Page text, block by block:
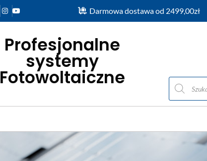
Darmowa dostawa od 2499,00zł
Profesjonalne
systemy
Fotowoltaiczne